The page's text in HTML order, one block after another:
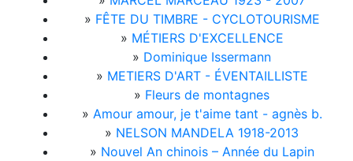
» FÊTE DU TIMBRE - CYCLOTOURISME
» MÉTIERS D'EXCELLENCE
» Dominique Issermann
» METIERS D'ART - ÉVENTAILLISTE
» Fleurs de montagnes
» Amour amour, je t'aime tant - agnès b.
» NELSON MANDELA 1918-2013
» Nouvel An chinois – Année du Lapin